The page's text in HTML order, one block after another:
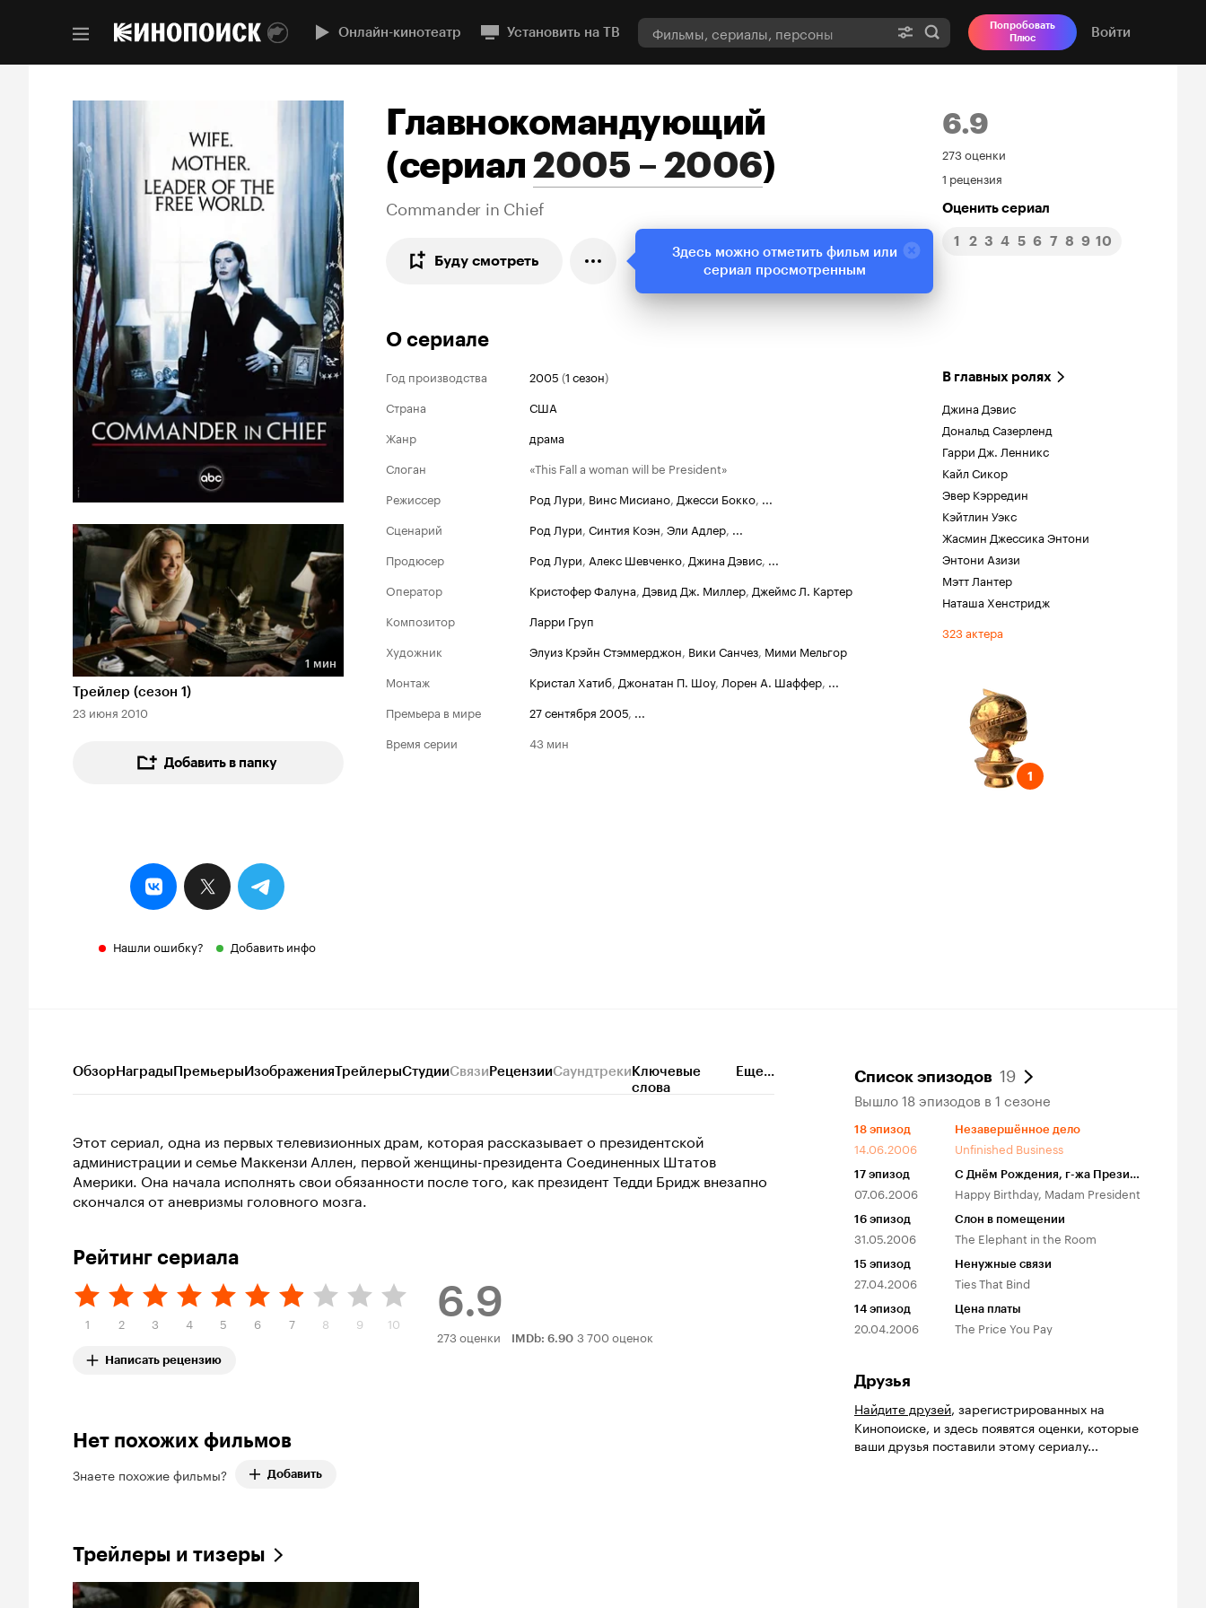
Онлайн-кинотеатр Установить на ТВ
Попробовать
Плюс
Войти
Длительность 1 мин
1 мин
Трейлер (сезон 1)
23 июня 2010
Добавить в папку
Нашли ошибку? Добавить инфо
Главнокомандующий
(сериал2005 – 2006)
Commander in Chief
Буду смотреть
6.9
Рейтинг
Кинопоиска
6.9
273 оценки
1 рецензия
Оценить сериал
1 2 3 4 5 6 7 8 9 10
О сериале
Год производства 2005 (1 сезон)
Страна
США
Жанр
драма
Слоган
«This Fall a woman will be President»
Режиссер
Род Лури, Винс Мисиано, Джесси Бокко, ...
Сценарий
Род Лури, Синтия Коэн, Эли Адлер, ...
Продюсер
Род Лури, Алекс Шевченко, Джина Дэвис, ...
Оператор
Кристофер Фалуна, Дэвид Дж. Миллер, Джеймс Л. Картер
Композитор
Ларри Груп
Художник
Элуиз Крэйн Стэммерджон, Вики Санчез, Мими Мельгор
Монтаж
Кристал Хатиб, Джонатан П. Шоу, Лорен А. Шаффер, ...
Премьера в мире
27 сентября 2005, ...
Время серии
43 мин
В главных ролях
Джина Дэвис
Дональд Сазерленд
Гарри Дж. Ленникс
Кайл Сикор
Эвер Кэрредин
Кэйтлин Уэкс
Жасмин Джессика Энтони
Энтони Азизи
Мэтт Лантер
Наташа Хенстридж
323 актера
1
Золотой глобус
1
ОбзорНаградыПремьерыИзображенияТрейлерыСтудииСвязиРецензииСаундтрекиКлючевые
слова
Еще...
Этот сериал, одна из первых телевизионных драм, которая рассказывает о президентской
администрации и семье Маккензи Аллен, первой женщины-президента Соединенных Штатов
Америки. Она начала исполнять свои обязанности после того, как президент Тедди Бридж внезапно
скончался от аневризмы головного мозга.
Рейтинг сериала
1 2 3 4 5 6 7 8 9 10
Написать рецензию
6.9
Рейтинг
273 оценки IMDb: 6.90 3 700 оценок
Нет похожих фильмов
Знаете похожие фильмы? Добавить
Трейлеры и тизеры
Список эпизодов 19
Вышло 18 эпизодов в 1 сезоне
18 эпизод
14.06.2006
Незавершённое дело
Unfinished Business
17 эпизод
07.06.2006
С Днём Рождения, г-жа Президент
Happy Birthday, Madam President
16 эпизод
31.05.2006
Слон в помещении
The Elephant in the Room
15 эпизод
27.04.2006
Ненужные связи
Ties That Bind
14 эпизод
20.04.2006
Цена платы
The Price You Pay
Друзья
Найдите друзей, зарегистрированных на
Кинопоиске, и здесь появятся оценки, которые
ваши друзья поставили этому сериалу...
Здесь можно отметить фильм или
сериал просмотренным